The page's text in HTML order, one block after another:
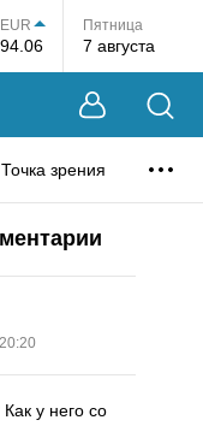
EUR
94.06
Пятница
7 августа
Точка зрения
у него со